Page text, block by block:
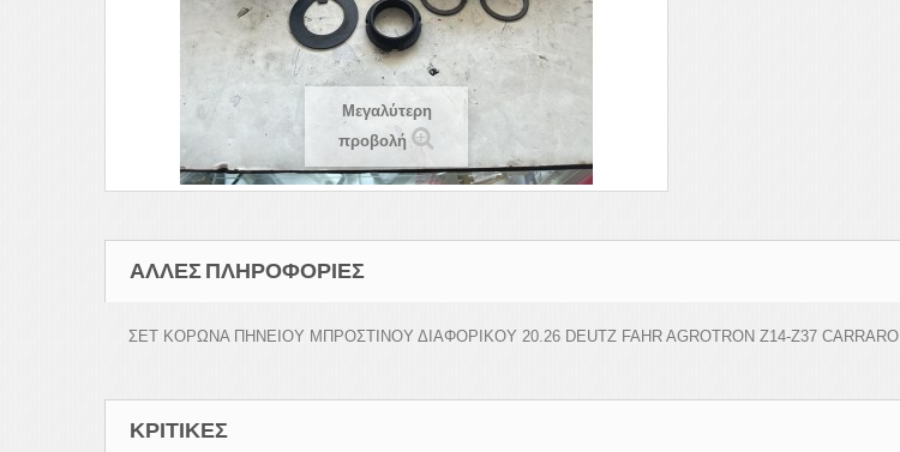
Μεγαλύτερη
προβολή
ΆΛΛΕΣ ΠΛΗΡΟΦΟΡΊΕΣ
ΣΕΤ ΚΟΡΩΝΑ ΠΗΝΕΙΟΥ ΜΠΡΟΣΤΙΝΟΥ ΔΙΑΦΟΡΙΚΟΥ 20.26 DEUTZ FAHR AGROTRON Ζ14-Ζ37 CARRARO
ΚΡΙΤΙΚΈΣ